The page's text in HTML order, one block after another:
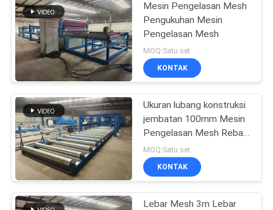
mesin las kisi baja
8
mesin kawat berduri
silet
21
Mesin Pengelasan Mesh
Pengukuhan Mesin
Pengelasan Mesh
MOQ:Satu set
KONTAK
Ukuran lubang konstruksi
jembatan 100mm Mesin
Pengelasan Mesh Rebar
Diperkuat
MOQ:Satu set
KONTAK
Lebar Mesh 3m Lebar